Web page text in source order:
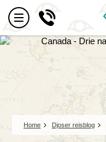
Home Djoser reisblog